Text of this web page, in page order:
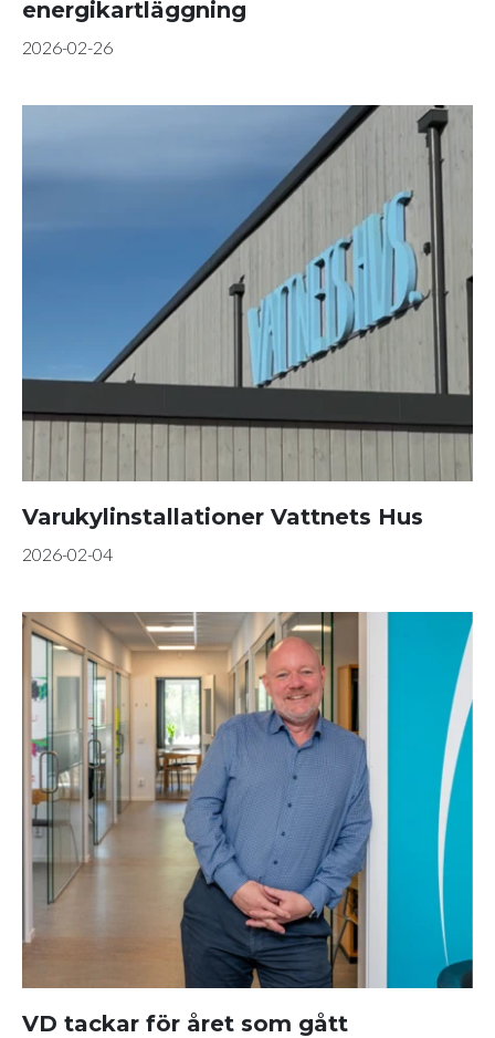
energikartläggning
2026-02-26
Varukylinstallationer Vattnets Hus
2026-02-04
VD tackar för året som gått